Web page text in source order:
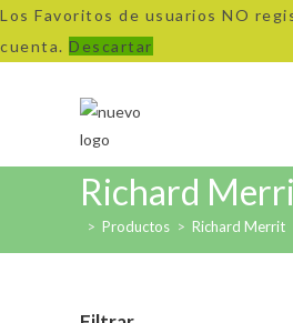
Los Favoritos de usuarios NO
cuenta. Descartar
Richard
> Productos > Richard Merrit